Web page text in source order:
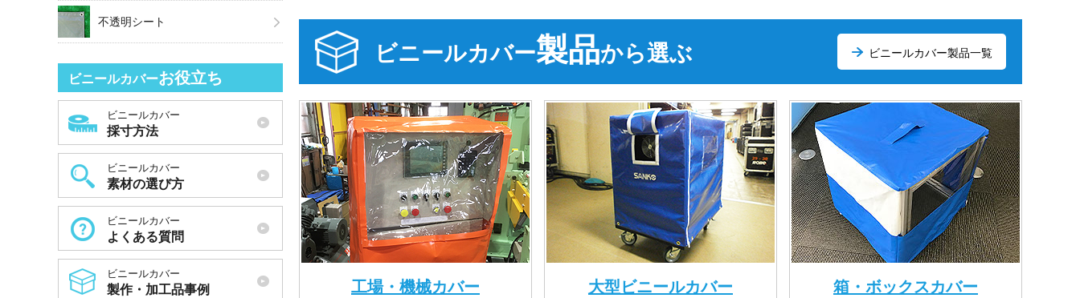
ビニールカバー製品から選ぶ ビニールカバー製品一覧
工場・機械カバー 大型ビニールカバー 箱・ボックスカバー
不透明シート
ビニールカバーお役立ち
ビニールカバー
採寸方法
ビニールカバー
素材の選び方
ビニールカバー
よくある質問
ビニールカバー
製作・加工品事例